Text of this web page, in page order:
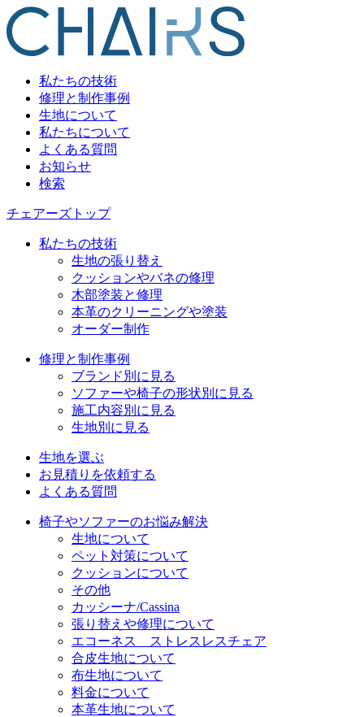
私たちの技術
修理と制作事例
生地について
私たちについて
よくある質問
お知らせ
検索
チェアーズトップ
私たちの技術
生地の張り替え
クッションやバネの修理
木部塗装と修理
本革のクリーニングや塗装
オーダー制作
修理と制作事例
ブランド別に見る
ソファーや椅子の形状別に見る
施工内容別に見る
生地別に見る
生地を選ぶ
お見積りを依頼する
よくある質問
椅子やソファーのお悩み解決
生地について
ペット対策について
クッションについて
その他
カッシーナ/Cassina
張り替えや修理について
エコーネス ストレスレスチェア
合皮生地について
布生地について
料金について
本革生地について